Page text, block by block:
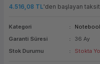
Bileşenleri
Makinesi
4.516,08 TL'den başlayan
Kategori
Garanti Süresi
36 Ay
Stok Durumu
Stokta